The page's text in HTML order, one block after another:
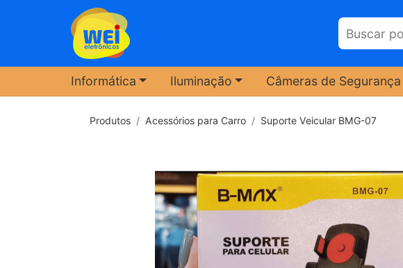
Informática Iluminação Câmeras de Segurança
Produtos Acessórios para Carro Suporte Veicular BMG-07